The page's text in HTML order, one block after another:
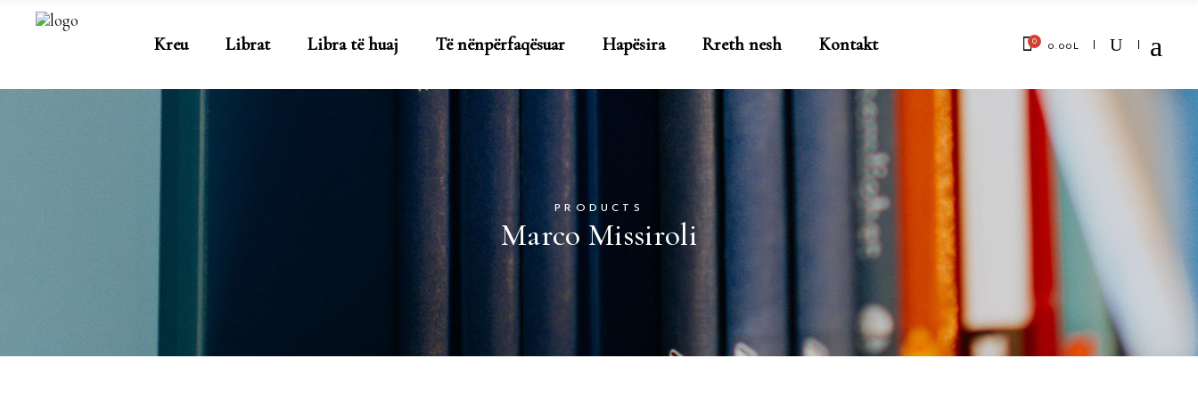
Kreu Librat Libra të huaj Të nënpërfaqësuar Hapësira Rreth nesh Kontakt 0 0.00 L
No products in the cart.
PRODUCTS
Marco Missiroli